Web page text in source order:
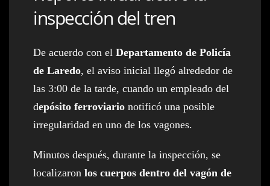
inspección del tren
De acuerdo con el Departamento de Policía
de Laredo, el aviso inicial llegó alrededor de
las 3:00 de la tarde, cuando un empleado del
depósito ferroviario notificó una posible
irregularidad en uno de los vagones.
Minutos después, durante la inspección, se
localizaron los cuerpos dentro del vagón de